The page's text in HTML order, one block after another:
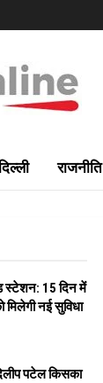
राजनीति
स्टेशन: 15 दिन में
मिलेगी नई सुविधा
पटेल किसका